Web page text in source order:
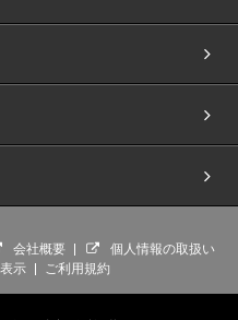
会社概要
個人情報の取扱い
示
ご利用規約